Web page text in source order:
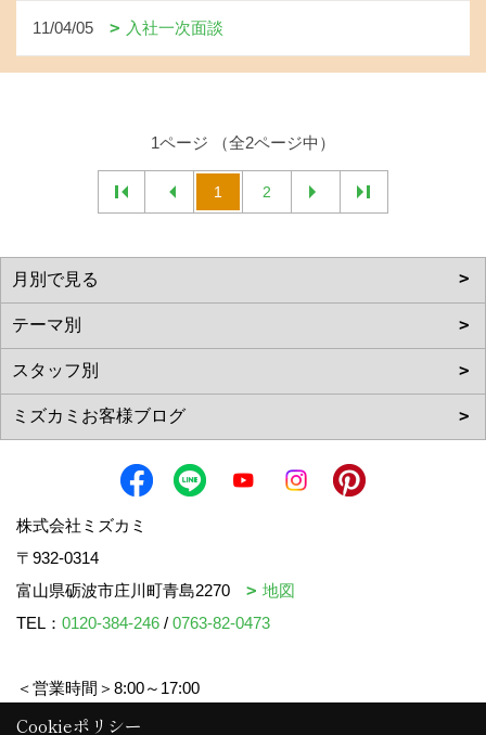
11/04/05 入社一次面談
1ページ （全2ページ中）
1 2
株式会社ミズカミ
〒932-0314
富山県砺波市庄川町青島2270
地図
TEL： 0120-384-246 / 0763-82-0473
＜営業時間＞8:00～17:00
＜定休日＞水曜日・祝日
Cookieポリシー